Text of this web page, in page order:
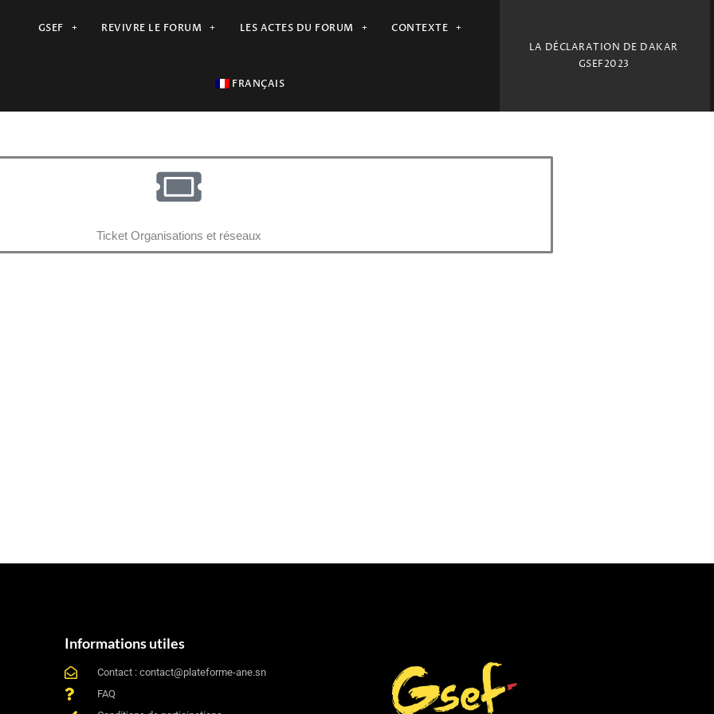
GSEF REVIVRE LE FORUM LES ACTES DU FORUM CONTEXTE
FRANÇAIS
LA DÉCLARATION DE DAKAR
GSEF2023
Ticket Organisations et réseaux
Informations utiles
Contact : contact@plateforme-ane.sn
FAQ